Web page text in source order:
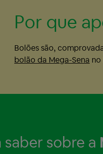
Por que
Bolões são,
bolão da Mega-Sena no
sobre a